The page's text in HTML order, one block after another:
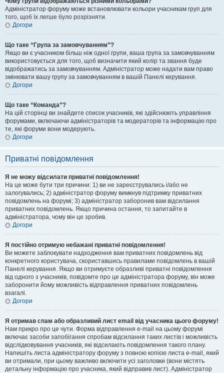
Адміністратор форуму може встановлювати кольори учасникам груп для
того, щоб їх легше було розрізняти.
Догори
Що таке “Група за замовчуванням”?
Якщо ви є учасником більш ніж одної групи, ваша група за замовчуванням
використовується для того, щоб визначити який колір та звання буде
відображатись за замовчуванням. Адміністратор може надати вам право
змінювати вашу групу за замовчуванням в вашій Панелі керування.
Догори
Що таке “Команда”?
На цій сторінці ви знайдете список учасників, які здійснюють управління
форумами, включаючи адміністраторів та модераторів та інформацію про
те, які форуми вони модерують.
Догори
Приватні повідомлення
Я не можу відсилати приватні повідомлення!
На це може бути три причини: 1) ви не зареєструвались і/або не
залогувались; 2) адміністратор форуму вимкнув підтримку приватних
повідомлень на форумі; 3) адміністратор заборонив вам відсилання
приватних повідомлень. Якщо причина остання, то запитайте в
адміністратора, чому він це зробив.
Догори
Я постійно отримую небажані приватні повідомлення!
Ви можете заблокувати надходження вам приватних повідомлень від
конкретного користувача, скориставшись правилами повідомлень в вашій
Панелі керування. Якщо ви отримуєте образливі приватні повідомлення
від одного з учасників, повідомте про це адміністратора форуму, він може
заборонити йому можливість відправлення приватних повідомлень
взагалі.
Догори
Я отримав спам або образливий лист email від учасника цього форуму!
Нам прикро про це чути. Форма відправлення e-mail на цьому форумі
включає засоби запобігання спробам відсилання таких листів і можливість
відслідковування учасників, які відсилають повідомлення такого плану.
Напишіть листа адміністратору форуму з повною копією листа e-mail, який
ви отримали, при цьому важливо включити усі заголовки (вони містять
детальну інформацію про учасника, який відправив лист). Адміністратор